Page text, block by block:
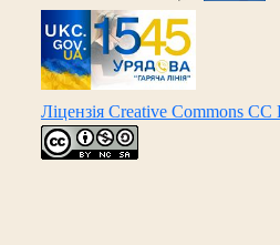
Ліцензія Creative Commons